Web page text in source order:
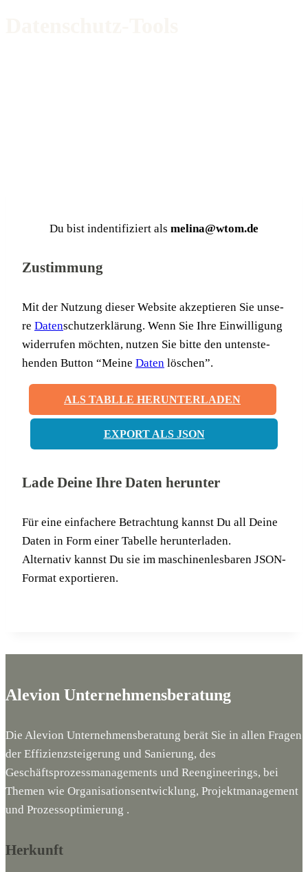
Du bist inden­ti­fi­ziert als melina@wtom.de
Zustimmung
Mit der Nut­zung die­ser Web­site akzep­tie­ren Sie unse­
re Datenschutz­er­klä­rung. Wenn Sie Ihre Ein­wil­li­gung
wider­ru­fen möch­ten, nut­zen Sie bit­te den unten­ste­
hen­den But­ton “Mei­ne Daten löschen”.
ALS TABLLE HERUNTERLADEN
EXPORT ALS JSON
Lade Deine Ihre Daten herunter
Für eine ein­fa­che­re Betrach­tung kannst Du all Dei­ne
Daten in Form einer Tabel­le her­un­ter­la­den.
Alter­na­tiv kannst Du sie im maschi­nen­les­ba­ren JSON-
For­mat exportieren.
Alevion Unternehmensberatung
Die Alevion Unternehmensberatung berät Sie in allen Fragen
der Effizienzsteigerung und Sanierung, des
Geschäftsprozessmanagements und Reengineerings, bei
Themen wie Organisationsentwicklung, Projektmanagement
und Prozessoptimierung .
Herkunft